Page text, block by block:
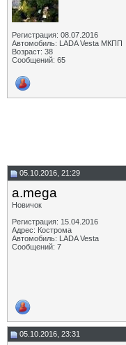
Регистрация: 08.07.2016
Автомобиль: LADA Vesta МКПП
Возраст: 38
Сообщений: 65
05.10.2016, 21:29
a.mega
Новичок
Регистрация: 15.04.2016
Адрес: Кострома
Автомобиль: LADA Vesta
Сообщений: 7
05.10.2016, 23:31